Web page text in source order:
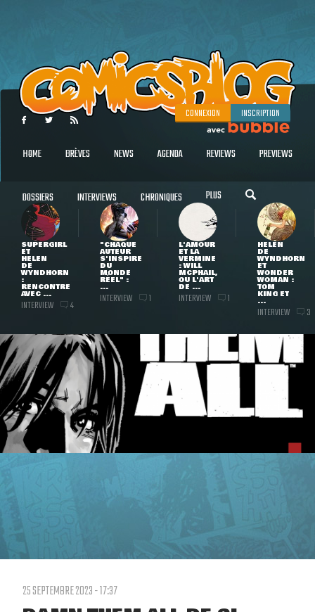
CONNEXION INSCRIPTION
HOME BRÈVES NEWS AGENDA REVIEWS PREVIEWS
DOSSIERS INTERVIEWS CHRONIQUES PLUS
SUPERGIRL
ET
HELEN
DE
WYNDHORN
:
RENCONTRE
AVEC ...
INTERVIEW 4
"CHAQUE
AUTEUR
S'INSPIRE
DU
MONDE
RÉEL" :
...
INTERVIEW 1
L'AMOUR
ET LA
VERMINE
: WILL
MCPHAIL,
OU L'ART
DE ...
INTERVIEW 1
HELEN
DE
WYNDHORN
ET
WONDER
WOMAN :
TOM
KING ET
...
INTERVIEW 3
25 SEPTEMBRE 2023 - 17:37